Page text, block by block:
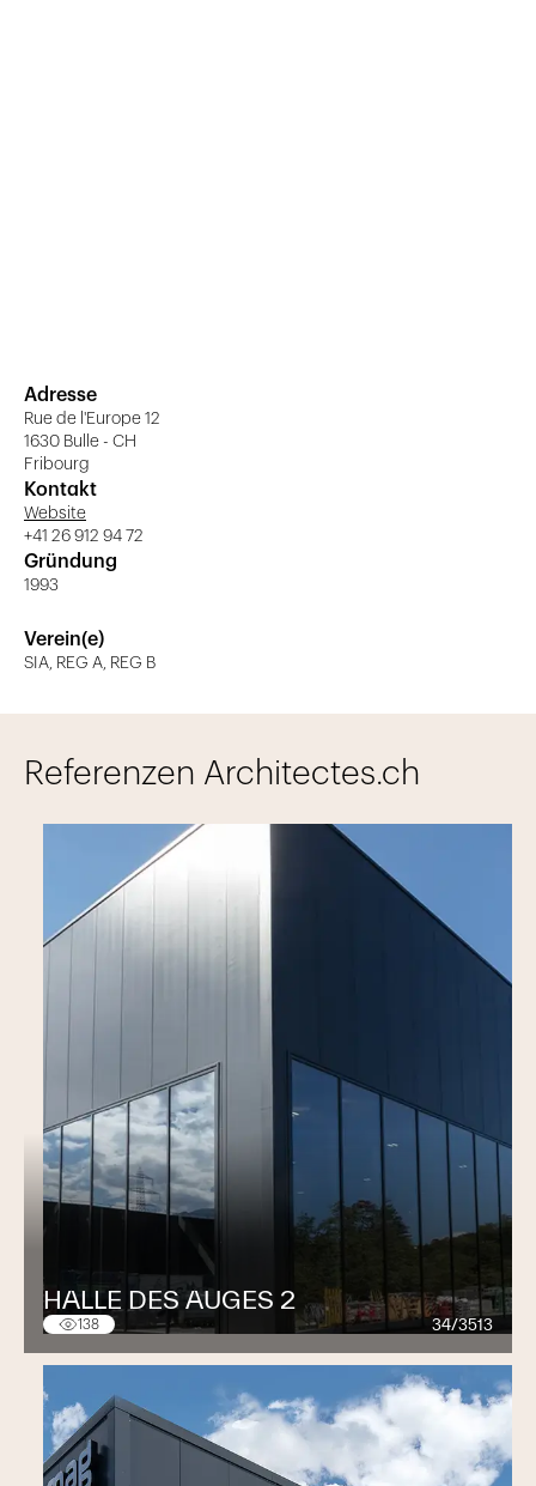
Adresse
Rue de l'Europe 12
1630 Bulle - CH
Fribourg
Kontakt
Website
+41 26 912 94 72
Gründung
1993
Verein(e)
SIA, REG A, REG B
Referenzen Architectes.ch
HALLE DES AUGES 2
138 34/3513